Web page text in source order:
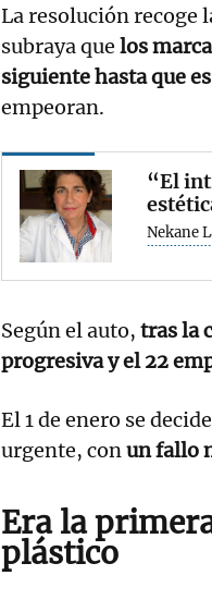
La resolución recoge
subraya que los
siguiente hasta que
empeoran.
“El
Nekane
Según el auto, tras la
progresiva y el 22
El 1 de enero se
urgente, conun fallo
Era la
plástico